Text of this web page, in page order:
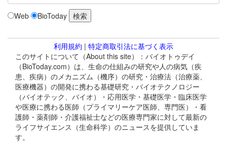
Web BioToday
利用規約 | 特定商取引法に基づく表示
このサイトについて（About this site）：バイオトゥデイ
（BioToday.com）は、生命の仕組みの研究や人の病気（疾
患、疾病）のメカニズム（機序）の研究・治療法（治療薬、
医療機器）の開発に携わる基礎研究・バイオテクノロジー
（バイオテック、バイオ）・応用医学・基礎医学・臨床医学
や医療に携わる医師（プライマリーケア医師、専門医）・看
護師・薬剤師・介護福祉士などの医療専門家に対して最新の
ライフサイエンス（生命科学）のニュースを提供していま
す。